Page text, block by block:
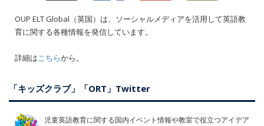
OUP ELT Global（英国）は、ソーシャルメディアを活用して英語教
育に関する各種情報を発信しています。
詳細はこちらから。
「キッズクラブ」「ORT」Twitter
児童英語教育に関する国内イベント情報や教室で役立つアイデア